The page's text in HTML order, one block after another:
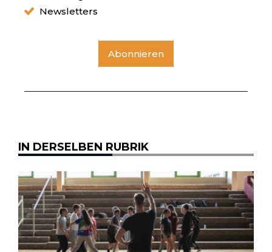
Newsletters
Abonnieren
IN DERSELBEN RUBRIK